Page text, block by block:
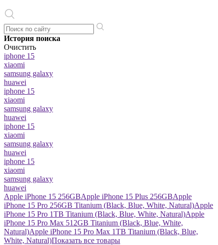
История поиска
Очистить
iphone 15
xiaomi
samsung galaxy
huawei
iphone 15
xiaomi
samsung galaxy
huawei
iphone 15
xiaomi
samsung galaxy
huawei
iphone 15
xiaomi
samsung galaxy
huawei
Apple iPhone 15 256GBApple iPhone 15 Plus 256GBApple
iPhone 15 Pro 256GB Titanium (Black, Blue, White, Natural)Apple
iPhone 15 Pro 1TB Titanium (Black, Blue, White, Natural)Apple
iPhone 15 Pro Max 512GB Titanium (Black, Blue, White,
Natural)Apple iPhone 15 Pro Max 1TB Titanium (Black, Blue,
White, Natural)Показать все товары